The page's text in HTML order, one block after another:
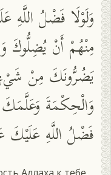
وَلَوْلَا فَضْلُ
مِنْهُمْ أَنْ يُضِلُّوكَ
يَضُرُّونَكَ مِنْ شَيْءٍ
وَالْحِكْمَةَ
فَضْلُ اللَّهِ عَلَيْكَ